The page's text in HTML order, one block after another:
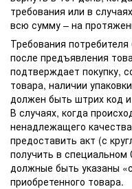
требования или в
всю сумму – на
Требования
после предъявления
подтверждает покупку,
товара, наличии
должен быть штрих код
В случаях, когда
ненадлежащего
предоставить акт (с
получить в
должные быть указаны
приобретенного товара.